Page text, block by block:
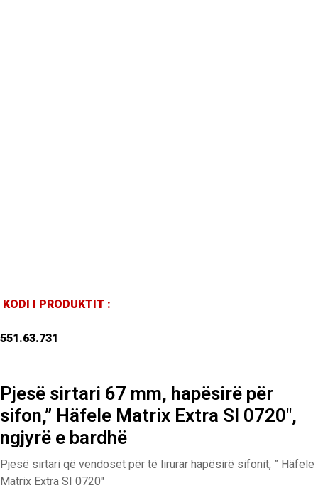
KODI I PRODUKTIT :
551.63.731
Pjesë sirtari 67 mm, hapësirë për
sifon,” Häfele Matrix Extra SI 0720″,
ngjyrë e bardhë
Pjesë sirtari që vendoset për të lirurar hapësirë sifonit, ” Häfele
Matrix Extra SI 0720″